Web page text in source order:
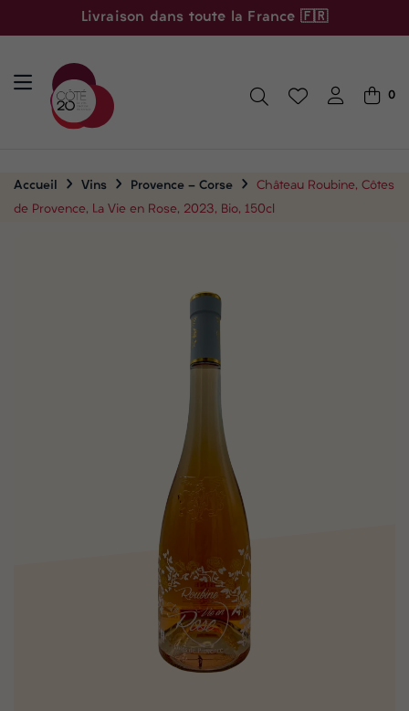
Livraison dans toute la France 🇫🇷
0
Accueil Vins Provence - Corse
Château Roubine, Côtes
de Provence, La Vie en Rose, 2023, Bio, 150cl